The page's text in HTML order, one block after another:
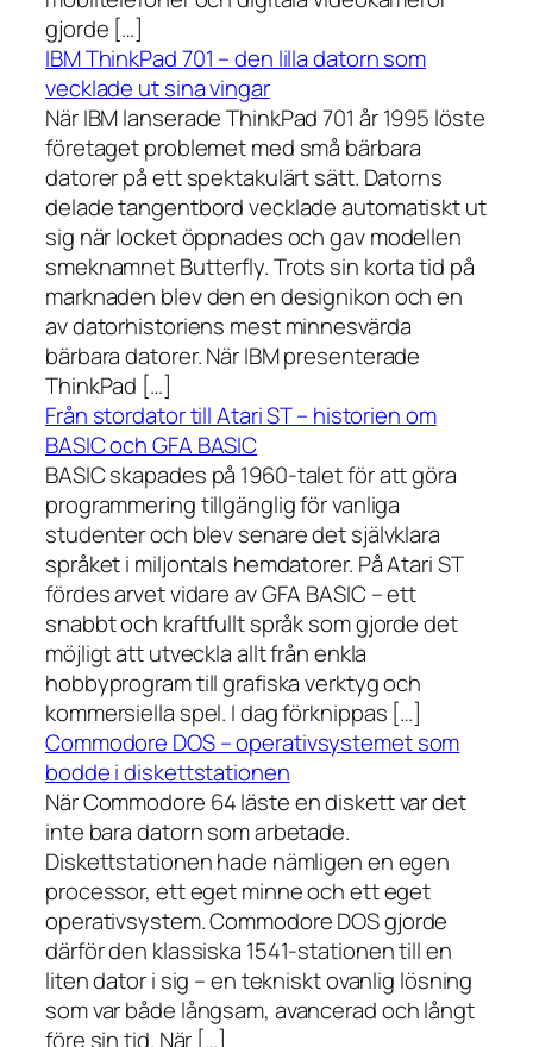
gjorde […]
IBM ThinkPad 701 – den lilla datorn som
vecklade ut sina vingar
När IBM lanserade ThinkPad 701 år 1995 löste
företaget problemet med små bärbara
datorer på ett spektakulärt sätt. Datorns
delade tangentbord vecklade automatiskt ut
sig när locket öppnades och gav modellen
smeknamnet Butterfly. Trots sin korta tid på
marknaden blev den en designikon och en
av datorhistoriens mest minnesvärda
bärbara datorer. När IBM presenterade
ThinkPad […]
Från stordator till Atari ST – historien om
BASIC och GFA BASIC
BASIC skapades på 1960-talet för att göra
programmering tillgänglig för vanliga
studenter och blev senare det självklara
språket i miljontals hemdatorer. På Atari ST
fördes arvet vidare av GFA BASIC – ett
snabbt och kraftfullt språk som gjorde det
möjligt att utveckla allt från enkla
hobbyprogram till grafiska verktyg och
kommersiella spel. I dag förknippas […]
Commodore DOS – operativsystemet som
bodde i diskettstationen
När Commodore 64 läste en diskett var det
inte bara datorn som arbetade.
Diskettstationen hade nämligen en egen
processor, ett eget minne och ett eget
operativsystem. Commodore DOS gjorde
därför den klassiska 1541-stationen till en
liten dator i sig – en tekniskt ovanlig lösning
som var både långsam, avancerad och långt
före sin tid. När […]